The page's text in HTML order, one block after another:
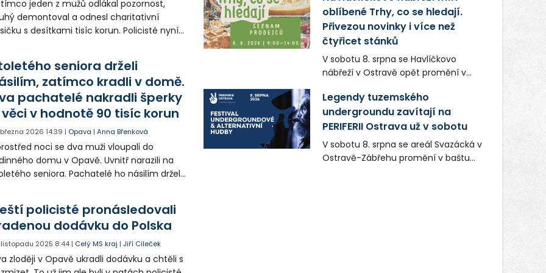
jeden z mužů odlákal pozornost,
demontoval a odnesl charitativní
s desítkami tisíc korun. Policisté nyní
večer podezřelého jednání všimli.
osoby na videu poznáváte, volejte linku
seniora drželi
zatímco kradli v domě.
pachatelé nakradli šperky
v hodnotě 90 tisíc korun
března 2026 14:39 | Opava |Anna Břenková
noci se dva muži vloupali do
domu v Opavě. Uvnitř narazili na
seniora. Pachatelé ho násilím drželi
a věci za 90 tisíc korun. Díky rychlé
seniora a okamžitému zásahu policie
jeden z pachatelů v poutech už
po činu, druhý pak hned další den.
mužům teď hrozí až deset let vězení.
policisté pronásledovali
dodávku do Polska
listopadu 2025 8:44 | Celý MS kraj |Jiří Cileček
zloději v Opavě ukradli dodávku a chtěli s
firmou s obrovským potenciálem.
oblíbené Trhy, co se hledají.
Přivezou novinky i více než
čtyřicet stánků
V sobotu 8. srpna se Havlíčkovo
nábřeží v Ostravě opět promění v
lokálních výrobků. Trhy, co se hledají
tentokrát nabídnou více než čtyřicet
pečlivě vybraných stánků s kvalitní
gastronomií, farmářskými produkty,
designem i řemeslnou tvorbou.
Návštěvníci se mohou těšit nejen na
Legendy tuzemského
undergroundu zavítají na
PERIFERII Ostrava už v sobotu
V sobotu 8. srpna se areál Svazácká v
Ostravě-Zábřehu promění v baštu